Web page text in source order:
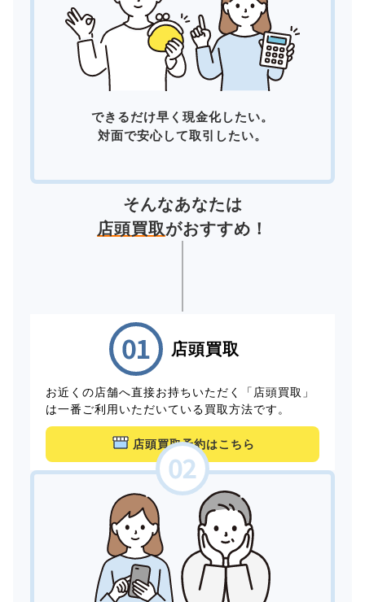
できるだけ早く現金化したい。
対面で安心して取引したい。
そんなあなたは
店頭買取がおすすめ！
店頭買取
お近くの店舗へ直接お持ちいただく「店頭買取」
は一番ご利用いただいている買取方法です。
店頭買取予約はこちら